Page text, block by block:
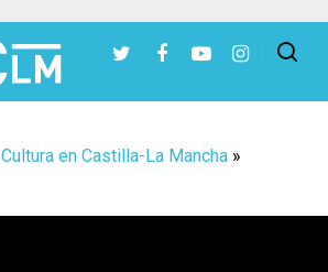
Cultura en Castilla-La Mancha»